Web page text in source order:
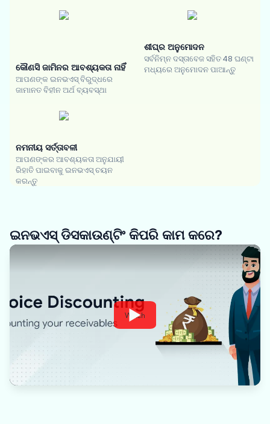
କୌଣସି ଜାମିନର ଆବଶ୍ୟକତା ନାହିଁ
ଆପଣଙ୍କ ଇନଭଏସ୍ ବିରୁଦ୍ଧରେ
ଜାମାନତ ବିହୀନ ଅର୍ଥ ବ୍ୟବସ୍ଥା
ଶୀଘ୍ର ଅନୁମୋଦନ
ସର୍ବନିମ୍ନ ଦସ୍ତାବେଜ ସହିତ 48 ଘଣ୍ଟା
ମଧ୍ୟରେ ଅନୁମୋଦନ ପାଆନ୍ତୁ
ନମନୀୟ ସର୍ତ୍ତାବଳୀ
ଆପଣଙ୍କର ଆବଶ୍ୟକତା ଅନୁଯାୟୀ
ରିହାତି ପାଇବାକୁ ଇନଭଏସ୍ ଚୟନ
କରନ୍ତୁ
ଇନଭଏସ୍ ଡିସକାଉଣ୍ଟିଂ କିପରି କାମ କରେ?
Watch